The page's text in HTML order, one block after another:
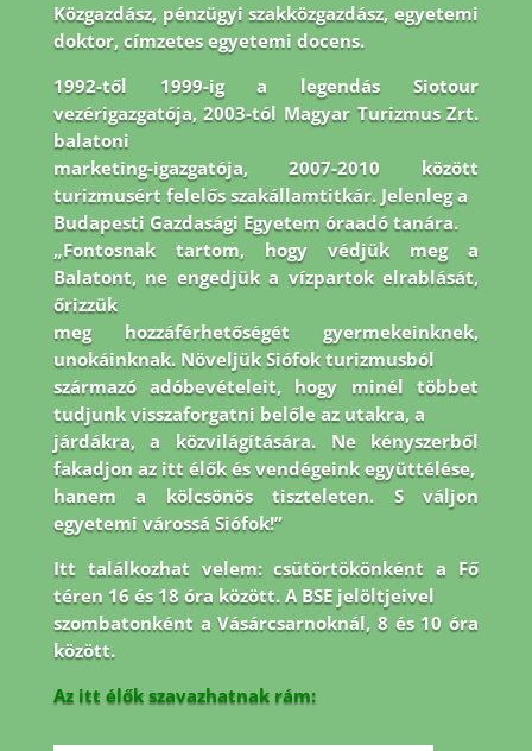
Közgazdász, pénzügyi szakközgazdász, egyetemi
doktor, címzetes egyetemi docens.
1992-től 1999-ig a legendás Siotour
vezérigazgatója, 2003-tól Magyar Turizmus Zrt.
balatoni
marketing-igazgatója, 2007-2010 között
turizmusért felelős szakállamtitkár. Jelenleg a
Budapesti Gazdasági Egyetem óraadó tanára.
„Fontosnak tartom, hogy védjük meg a
Balatont, ne engedjük a vízpartok elrablását,
őrizzük
meg hozzáférhetőségét gyermekeinknek,
unokáinknak. Növeljük Siófok turizmusból
származó adóbevételeit, hogy minél többet
tudjunk visszaforgatni belőle az utakra, a
járdákra, a közvilágítására. Ne kényszerből
fakadjon az itt élők és vendégeink együttélése,
hanem a kölcsönös tiszteleten. S váljon
egyetemi várossá Siófok!”
Itt találkozhat velem: csütörtökönként a Fő
téren 16 és 18 óra között. A BSE jelöltjeivel
szombatonként a Vásárcsarnoknál, 8 és 10 óra
között.
Az itt élők szavazhatnak rám: